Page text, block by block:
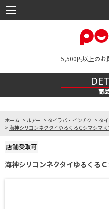
5,500円以上のお
商
ホーム > ルアー > タイラバ・インチク > タ
> 海神シリコンネクタイゆるくるＣシマシマＫ
海神シリコンネクタイゆるくる